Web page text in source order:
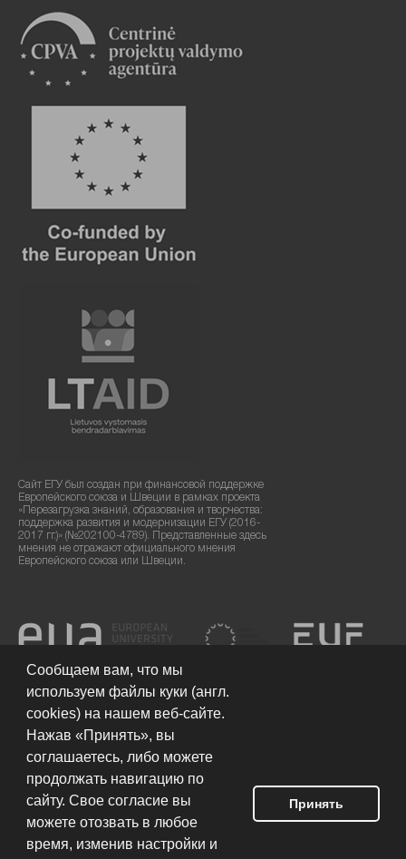
Сайт ЕГУ был создан при финансовой поддержке
Европейского союза и Швеции в рамках проекта
«Перезагрузка знаний, образования и творчества:
поддержка развития и модернизации ЕГУ (2016-
2017 гг.)» (№202100-4789). Представленные здесь
мнения не отражают официального мнения
Европейского союза или Швеции.
Условия использования сайта © 2026 Европейский гуманитарный
Сообщаем вам, что мы
используем файлы куки (англ.
cookies) на нашем веб-сайте.
Нажав «Принять», вы
соглашаетесь, либо можете
продолжать навигацию по
сайту. Свое согласие вы
можете отозвать в любое
время, изменив настройки и
Принять